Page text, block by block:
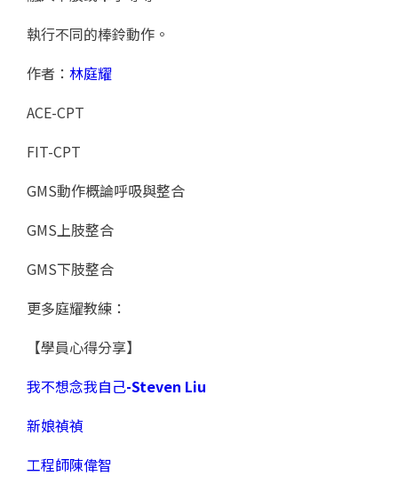
執行不同的棒鈴動作。
作者： 林庭耀
ACE-CPT
FIT-CPT
GMS動作概論呼吸與整合
GMS上肢整合
GMS下肢整合
更多庭耀教練：
【學員心得分享】
我不想念我自己-Steven Liu
新娘禎禎
工程師陳偉智